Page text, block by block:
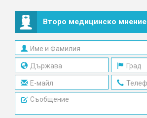
Второ медицинско мнение